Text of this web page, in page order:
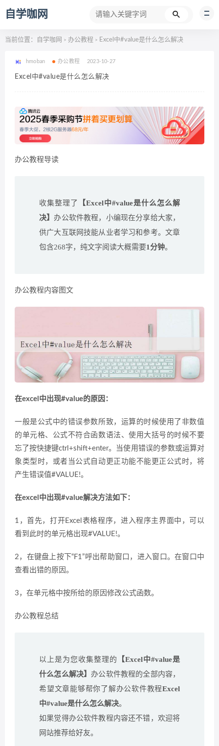
自学咖网
当前位置： 自学咖网 > 办公教程 > Excel中#value是什么怎么解决
hmoban 办公教程 2023-10-27
Excel中#value是什么怎么解决
办公教程导读
收集整理了
【Excel中#value是什么怎么解
决】 办公软件教程，小编现在分享给大家，
供广大互联网技能从业者学习和参考。文章
包含268字，纯文字阅读大概需要1分钟。
办公教程内容图文
在excel中出现#value的原因：
一般是公式中的错误参数所致，运算的时候使用了非数值
的单元格、公式不符合函数语法、使用大括号的时候不要
忘了按快捷键ctrl+shift+enter。当使用错误的参数或运算对
象类型时，或者当公式自动更正功能不能更正公式时，将
产生错误值#VALUE!。
在excel中出现#value解决方法如下：
1，首先，打开Excel表格程序，进入程序主界面中，可以
看到此时的单元格出现#VALUE!。
2，在键盘上按下“F1”呼出帮助窗口，进入窗口。在窗口中
查看出错的原因。
3，在单元格中按所给的原因修改公式函数。
办公教程总结
以上是为您收集整理的
【Excel中#value是
什么怎么解决】 办公软件教程的全部内容，
希望文章能够帮你了解办公软件教程Excel
中#value是什么怎么解决。
如果觉得办公软件教程内容还不错，欢迎将
网站推荐给好友。